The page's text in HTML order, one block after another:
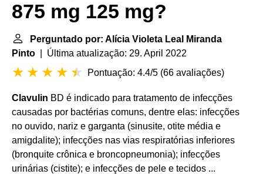
875 mg 125 mg?
Perguntado por: Alícia Violeta Leal Miranda
Pinto | Última atualização: 29. April 2022
Pontuação: 4.4/5 (66 avaliações)
Clavulin BD é indicado para tratamento de infecções
causadas por bactérias comuns, dentre elas: infecções
no ouvido, nariz e garganta (sinusite, otite média e
amigdalite); infecções nas vias respiratórias inferiores
(bronquite crônica e broncopneumonia); infecções
urinárias (cistite); e infecções de pele e tecidos ...